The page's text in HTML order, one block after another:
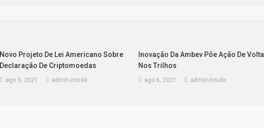
Novo Projeto De Lei Americano Sobre
Declaração De Criptomoedas
ago 3, 2021 admin-inside
Inovação Da Ambev Põe Ação De Volta
Nos Trilhos
ago 6, 2021 admin-inside